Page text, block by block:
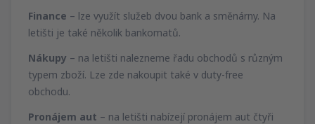
Finance – lze využít služeb dvou bank a směnárny. Na
letišti je také několik bankomatů.
Nákupy – na letišti nalezneme řadu obchodů s různým
typem zboží. Lze zde nakoupit také v duty-free
obchodu.
Pronájem aut – na letišti nabízejí pronájem aut čtyři